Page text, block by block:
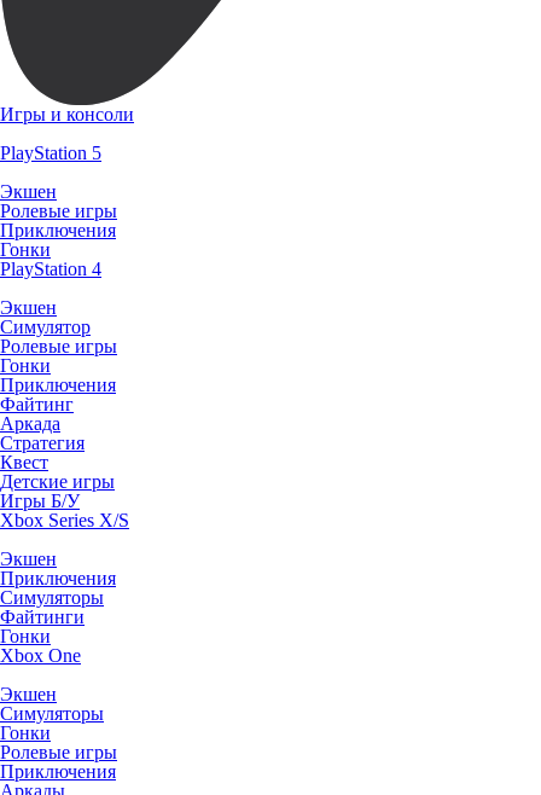
Игры и консоли
PlayStation 5
Экшен
Ролевые игры
Приключения
Гонки
PlayStation 4
Экшен
Симулятор
Ролевые игры
Гонки
Приключения
Файтинг
Аркада
Стратегия
Квест
Детские игры
Игры Б/У
Xbox Series X/S
Экшен
Приключения
Симуляторы
Файтинги
Гонки
Xbox One
Экшен
Симуляторы
Гонки
Ролевые игры
Приключения
Аркады